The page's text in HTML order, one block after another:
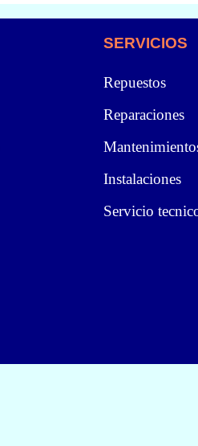
SERVICIOS
Repuestos
Reparaciones
Instalaciones
Servicio